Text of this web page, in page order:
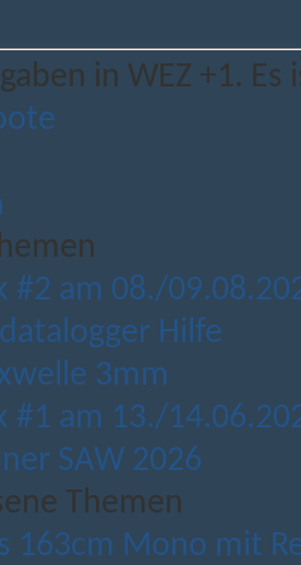
in WEZ +1.
#2 am 08./
Hilfe
3mm
#1 am 13./
SAW 2026
Themen
163cm Mono mit